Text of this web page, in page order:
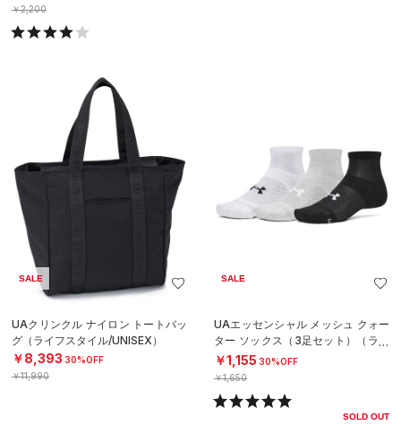
￥2,200
SALE
UAクリンクル ナイロン トートバッ
グ（ライフスタイル/UNISEX）
￥8,393 30%OFF
￥11,990
SALE
UAエッセンシャル メッシュ クォー
ター ソックス（3足セット）（ライ
フスタイル/UNISEX）
￥1,155 30%OFF
￥1,650
SOLD OUT